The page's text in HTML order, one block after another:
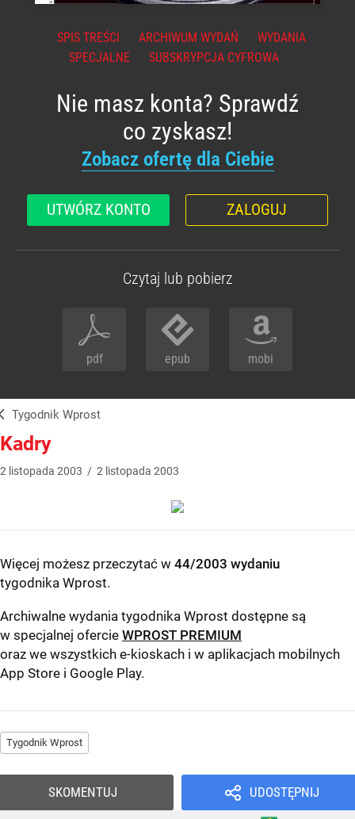
SPIS TREŚCI ARCHIWUM WYDAŃ
WYDANIA
SPECJALNE
SUBSKRYPCJA CYFROWA
Nie masz konta? Sprawdź
co zyskasz!
Zobacz ofertę dla Ciebie
UTWÓRZ KONTO ZALOGUJ
Czytaj lub pobierz
pdf epub mobi
Tygodnik Wprost
Kadry
2 listopada 2003 / 2 listopada 2003
Więcej możesz przeczytać w 44/2003 wydaniu
tygodnika Wprost.
Archiwalne wydania tygodnika Wprost dostępne są
w specjalnej ofercie WPROST PREMIUM
oraz we wszystkich e-kioskach i w aplikacjach mobilnych
App Store i Google Play.
Tygodnik Wprost
UDOSTĘPNIJ
SKOMENTUJ